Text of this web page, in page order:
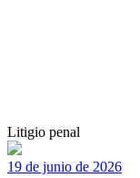
Litigio penal
19 de junio de 2026